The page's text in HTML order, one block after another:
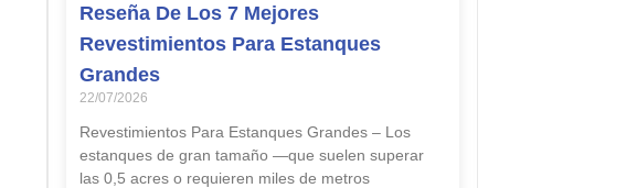
Reseña De Los 7 Mejores
Revestimientos Para Estanques
Grandes
22/07/2026
Revestimientos Para Estanques Grandes – Los
estanques de gran tamaño —que suelen superar
las 0,5 acres o requieren miles de metros